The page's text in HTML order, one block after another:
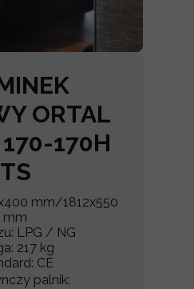
ORTAL
170H
TS
mm/1812x550
mm
LPG / NG
217 kg
CE
palnik: